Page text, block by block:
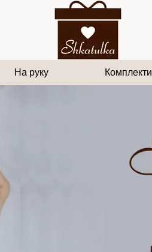
На руку Комплекти